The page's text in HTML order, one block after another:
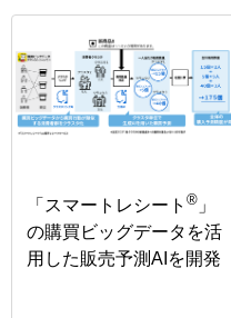
「スマートレシート ® 」
の購買ビッグデータを活
用した販売予測AIを開発